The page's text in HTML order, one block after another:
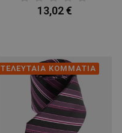
13,02 €
ΤΕΛΕΥΤΑΙΑ ΚΟΜΜΑΤΙΑ